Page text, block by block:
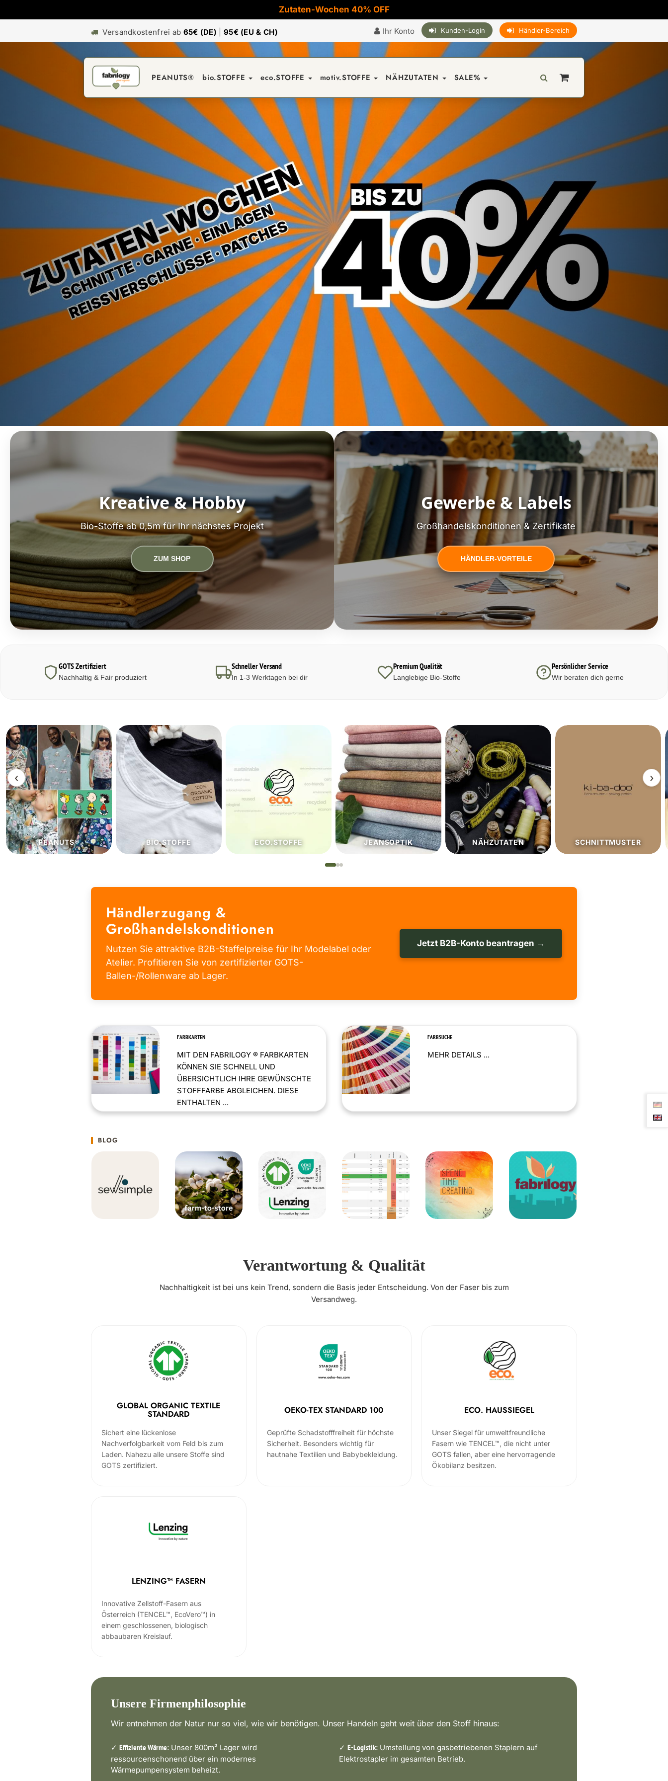
Zutaten-Wochen 40% OFF
Versandkostenfrei ab 65€ (DE) 95€ (EU & CH) Ihr Konto Kunden-Login Händler-Bereich
PEANUTS® bio.STOFFE eco.STOFFE motiv.STOFFE NÄHZUTATEN SALE%
Kreative & Hobby
Bio-Stoffe ab 0,5m für Ihr nächstes Projekt
ZUM SHOP
Gewerbe & Labels
Großhandelskonditionen & Zertifikate
HÄNDLER-VORTEILE
GOTS Zertifiziert
Nachhaltig & Fair produziert
Schneller Versand
In 1-3 Werktagen bei dir
Premium Qualität
Langlebige Bio-Stoffe
Persönlicher Service
Wir beraten dich gerne
‹
BIO.STOFFE ECO.STOFFE JEANSOPTIK NÄHZUTATEN SCHNITTMUSTER SALE%
›
Händlerzugang &
Großhandelskonditionen
Nutzen Sie attraktive B2B-Staffelpreise für Ihr Modelabel oder
Atelier. Profitieren Sie von zertifizierter GOTS-
Ballen-/Rollenware ab Lager.
Jetzt B2B-Konto beantragen →
FARBKARTEN
MIT DEN FABRILOGY ® FARBKARTEN
KÖNNEN SIE SCHNELL UND
ÜBERSICHTLICH IHRE GEWÜNSCHTE
STOFFFARBE ABGLEICHEN. DIESE
ENTHALTEN ...
FARBSUCHE
MEHR DETAILS ...
BLOG
Verantwortung & Qualität
Nachhaltigkeit ist bei uns kein Trend, sondern die Basis jeder Entscheidung. Von der Faser bis zum
Versandweg.
GLOBAL ORGANIC TEXTILE
STANDARD
Sichert eine lückenlose
Nachverfolgbarkeit vom Feld bis zum
Laden. Nahezu alle unsere Stoffe sind
GOTS zertifiziert.
OEKO-TEX STANDARD 100
Geprüfte Schadstofffreiheit für höchste
Sicherheit. Besonders wichtig für
hautnahe Textilien und Babybekleidung.
ECO. HAUSSIEGEL
Unser Siegel für umweltfreundliche
Fasern wie TENCEL™, die nicht unter
GOTS fallen, aber eine hervorragende
Ökobilanz besitzen.
LENZING™ FASERN
Innovative Zellstoff-Fasern aus
Österreich (TENCEL™, EcoVero™) in
einem geschlossenen, biologisch
abbaubaren Kreislauf.
Unsere Firmenphilosophie
Wir entnehmen der Natur nur so viel, wie wir benötigen. Unser Handeln geht weit über den Stoff hinaus:
✓ Effiziente Wärme: Unser 800m² Lager wird
ressourcenschonend über ein modernes
Wärmepumpensystem beheizt.
✓ E-Logistik: Umstellung von gasbetriebenen Staplern auf
Elektrostapler im gesamten Betrieb.